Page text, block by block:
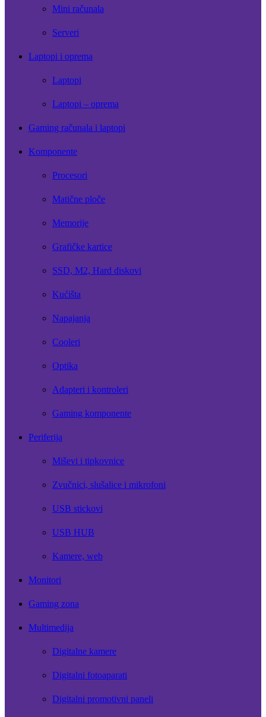
Mini računala
Serveri
Laptopi i oprema
Laptopi
Laptopi – oprema
Gaming računala i laptopi
Komponente
Procesori
Matične ploče
Memorije
Grafičke kartice
SSD, M2, Hard diskovi
Kućišta
Napajanja
Cooleri
Optika
Adapteri i kontroleri
Gaming komponente
Periferija
Miševi i tipkovnice
Zvučnici, slušalice i mikrofoni
USB stickovi
USB HUB
Kamere, web
Monitori
Gaming zona
Multimedija
Digitalne kamere
Digitalni fotoaparati
Digitalni promotivni paneli